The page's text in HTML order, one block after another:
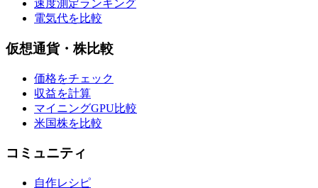
速度測定ランキング
電気代を比較
仮想通貨・株比較
価格をチェック
収益を計算
マイニングGPU比較
米国株を比較
コミュニティ
自作レシピ